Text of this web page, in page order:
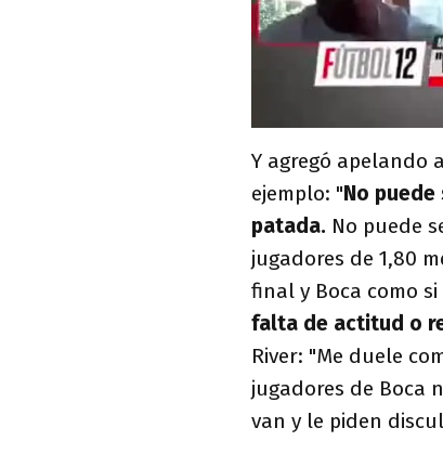
Y agregó apelando
ejemplo: "No
patada. No puede
jugadores de 1,80
final y Boca como
falta de actitud o
River: "Me duele
jugadores de Boca
van y le piden